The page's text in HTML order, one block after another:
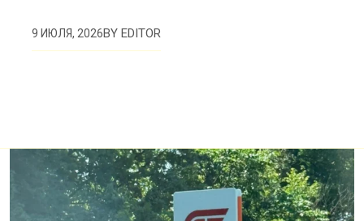
9 ИЮЛЯ, 2026BYEDITOR